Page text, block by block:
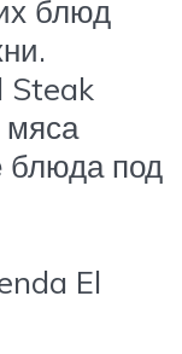
блюд
Steak
блюда под
El